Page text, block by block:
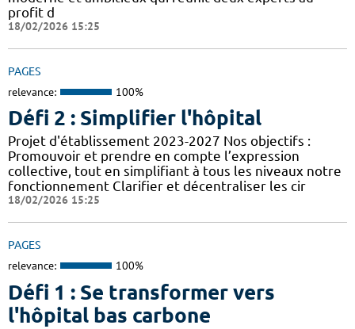
profit d
18/02/2026 15:25
PAGES
relevance: 100%
Défi 2 : Simplifier l'hôpital
Projet d'établissement 2023-2027 Nos objectifs :
Promouvoir et prendre en compte l’expression
collective, tout en simplifiant à tous les niveaux notre
fonctionnement Clarifier et décentraliser les cir
18/02/2026 15:25
PAGES
relevance: 100%
Défi 1 : Se transformer vers
l'hôpital bas carbone